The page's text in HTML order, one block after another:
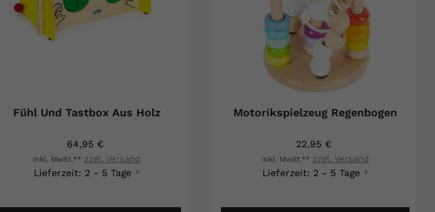
Fühl Und Tastbox Aus Holz
64,95 €
inkl. MwSt.** zzgl. Versand
Lieferzeit: 2 - 5 Tage *
Motorikspielzeug Regenbogen
22,95 €
inkl. MwSt.** zzgl. Versand
Lieferzeit: 2 - 5 Tage *